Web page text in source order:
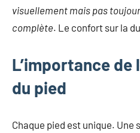
visuellement mais pas
complète. Le confort sur la
L’importance
du pied
Chaque pied est unique. Une